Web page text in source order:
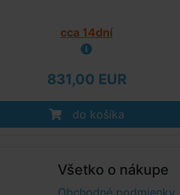
cca 14dní
831,00 EUR
do košíka
Všetko o nákupe
Obchodné podmienky